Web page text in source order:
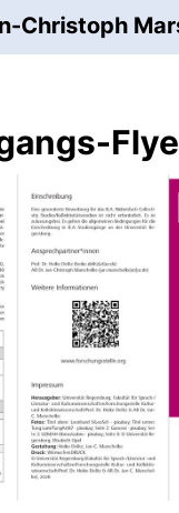
Christoph